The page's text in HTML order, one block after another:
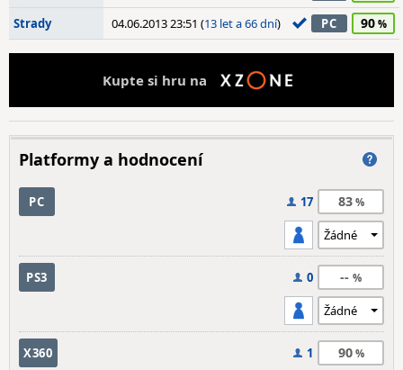
Strady 04.06.2013 23:51 (13 let a 66 dní) PC 90
Kupte si hru na
Platformy a hodnocení
PC 17 83
PS3 0 --
X360 1 90